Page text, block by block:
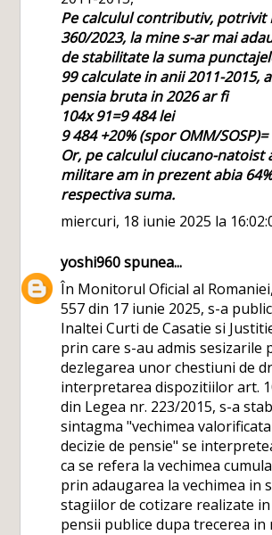
Pe calculul contributiv, potrivit
360/2023, la mine s-ar mai
de stabilitate la suma
99 calculate in anii 2011-2015,
pensia bruta in 2026 ar fi
104x 91=9 484 lei
9 484 +20% (spor OMM/
Or, pe calculul ciucano-natoist
militare am in prezent abia
respectiva suma.
miercuri, 18 iunie 2025 la
yoshi960spunea...
În Monitorul Oficial al
557 din 17 iunie 2025, s-a
Inaltei Curti de Casatie si
prin care s-au admis sesizarile
dezlegarea unor chestiuni de
interpretarea dispozitiilor art.
din Legea nr. 223/2015, s-a
sintagma "vechimea
decizie de pensie" se
ca se refera la vechimea
prin adaugarea la vechimea in
stagiilor de cotizare realizate
pensii publice dupa trecerea in